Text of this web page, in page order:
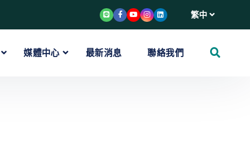
繁中
媒體中心 最新消息 聯絡我們